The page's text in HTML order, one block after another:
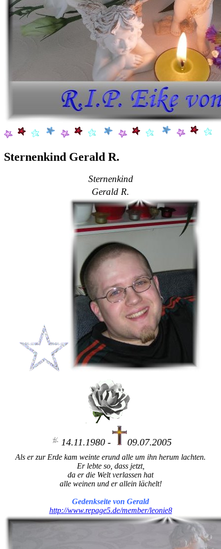
Sternenkind Gerald R.
Sternenkind
Gerald R.
14.11.1980 - 09.07.2005
Als er zur Erde kam weinte erund alle um ihn herum lachten.
Er lebte so, dass jetzt,
da er die Welt verlassen hat
alle weinen und er allein lächelt!
Gedenkseite von Gerald
http://www.repage5.de/member/leonie8